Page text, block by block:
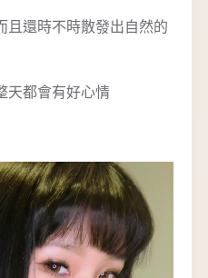
且還時不時散發出自然的
天都會有好心情